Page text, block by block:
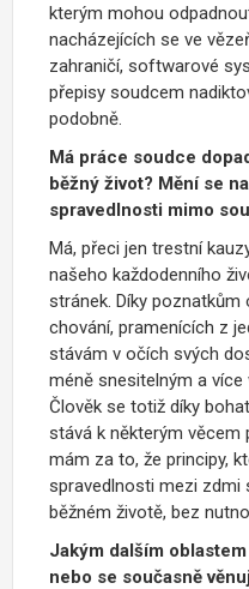
kterým mohou
nacházejících se ve
zahraničí, softwarové
přepisy soudcem
podobně.
Má práce soudce
běžný život? Mění se
spravedlnosti mimo
Má, přeci jen trestní
našeho každodenního
stránek. Díky
chování, pramenících z
stávám v očích svých
méně snesitelným a
Člověk se totiž díky
stává k některým věcem
mám za to, že principy,
spravedlnosti mezi zdmi
běžném životě, bez
Jakým dalším
nebo se současně